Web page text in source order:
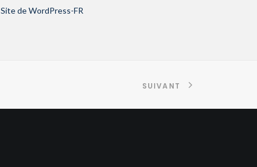
Site de WordPress-FR
SUIVANT